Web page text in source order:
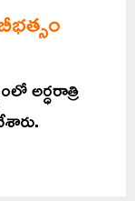
అర్ధరాత్రి